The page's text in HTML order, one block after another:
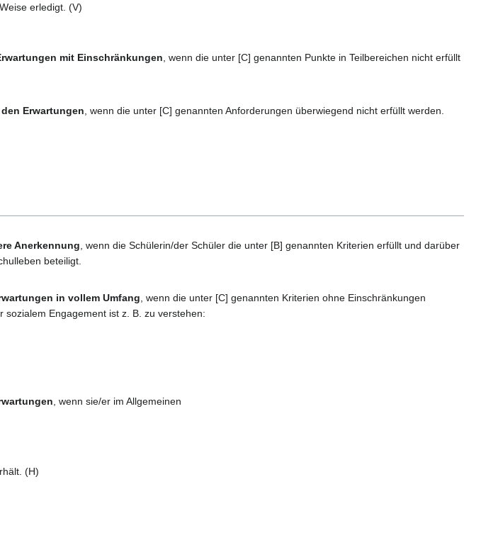
erledigt. (V)
mit Einschränkungen, wenn die unter [C] genannten Punkte in Teilbereichen nicht erfüllt
Erwartungen , wenn die unter [C] genannten Anforderungen überwiegend nicht erfüllt werden.
Anerkennung , wenn die Schülerin/der Schüler die unter [B] genannten Kriterien erfüllt und darüber
beteiligt.
in vollem Umfang , wenn die unter [C] genannten Kriterien ohne Einschränkungen
Engagement ist z. B. zu verstehen:
, wenn sie/er im Allgemeinen
(H)